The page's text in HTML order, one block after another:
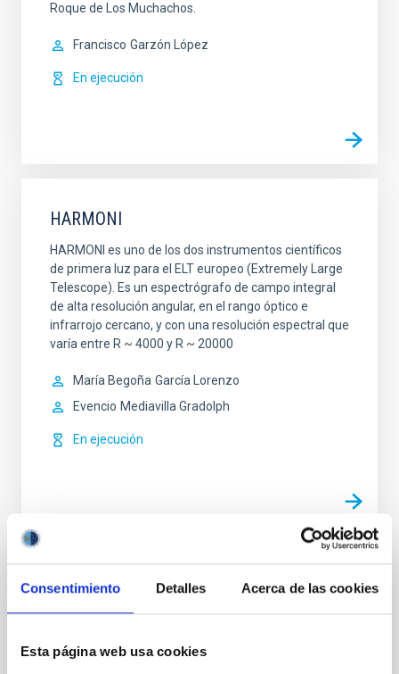
Consentimiento Detalles Acerca de las cookies
Esta página web usa cookies
Roque de Los Muchachos.
Francisco Garzón López
En ejecución
HARMONI
HARMONI es uno de los dos instrumentos científicos
de primera luz para el ELT europeo (Extremely Large
Telescope). Es un espectrógrafo de campo integral
de alta resolución angular, en el rango óptico e
infrarrojo cercano, y con una resolución espectral que
varía entre R ~ 4000 y R ~ 20000
María Begoña García Lorenzo
Evencio Mediavilla Gradolph
En ejecución
FRIDA - inFRared Imager and Dissector for
optics) es un espectrógrafo de campo integral en el